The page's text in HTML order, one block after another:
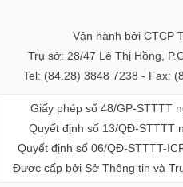
Vận hành bởi CTCP
Trụ sở: 28/47 Lê Thị Hồng,
Tel: (84.28) 3848 7238 - Fax:
Giấy phép số 48/GP-STTTT
Quyết định số 13/QĐ-STTTT
Quyết định số 06/QĐ-STTTT-
Được cấp bởi Sở Thông tin và